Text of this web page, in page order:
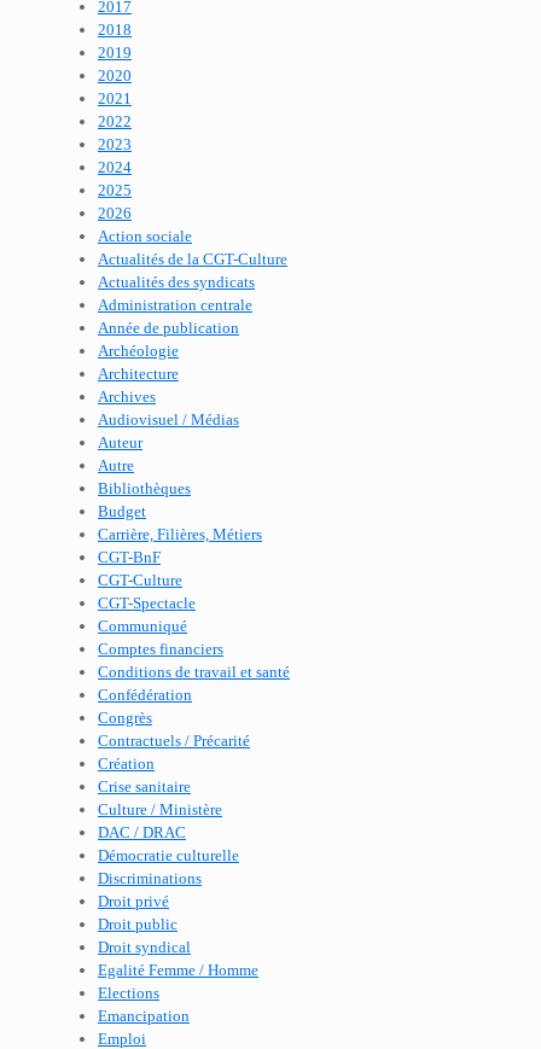
2017
2018
2019
2020
2021
2022
2023
2024
2025
2026
Action sociale
Actualités de la CGT-Culture
Actualités des syndicats
Administration centrale
Année de publication
Archéologie
Architecture
Archives
Audiovisuel / Médias
Auteur
Autre
Bibliothèques
Budget
Carrière, Filières, Métiers
CGT-BnF
CGT-Culture
CGT-Spectacle
Communiqué
Comptes financiers
Conditions de travail et santé
Confédération
Congrès
Contractuels / Précarité
Création
Crise sanitaire
Culture / Ministère
DAC / DRAC
Démocratie culturelle
Discriminations
Droit privé
Droit public
Droit syndical
Egalité Femme / Homme
Elections
Emancipation
Emploi